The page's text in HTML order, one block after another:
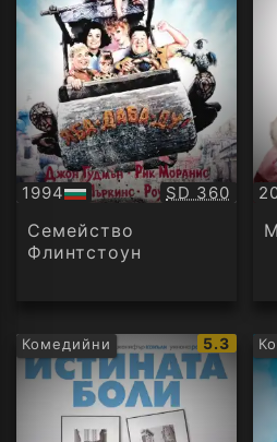
1994
БГ
аудио
Качество:
SD 360
Семейство
Флинтстоун
Комедийни
IMDb
5.3